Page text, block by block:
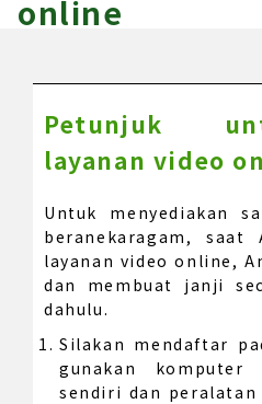
online
Petunjuk
layanan video
Untuk menyediakan
beranekaragam, saat
layanan video online,
dan membuat janji
dahulu.
Silakan mendaftar
gunakan
sendiri dan